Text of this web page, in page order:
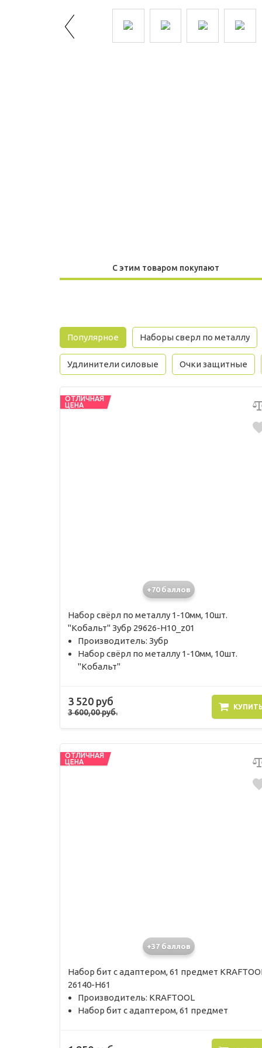
С этим товаром покупают
Популярное Наборы сверл по металлу
Удлинители силовые Очки защитные
ОТЛИЧНАЯ
ЦЕНА
+70 баллов
Набор свёрл по металлу 1-10мм, 10шт.
"Кобальт" Зубр 29626-H10_z01
Производитель: Зубр
Набор свёрл по металлу 1-10мм, 10шт.
"Кобальт"
3 520 руб
3 600,00 руб.
КУПИТЬ
ОТЛИЧНАЯ
ЦЕНА
+37 баллов
Набор бит с адаптером, 61 предмет
26140-H61
Производитель: KRAFTOOL
Набор бит с адаптером, 61 предмет